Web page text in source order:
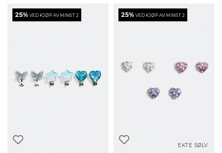
25%VED KJØP AV MINST 2 25%VED KJØP AV MINST 2
EKTE SØLV